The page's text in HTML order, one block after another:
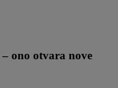
ono otvara nove